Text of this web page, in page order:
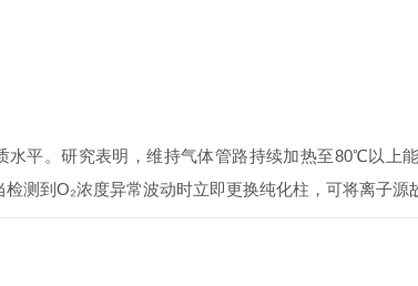
。研究表明，维持气体管路持续加热至80℃以上
到O₂浓度异常波动时立即更换纯化柱，可将离子源